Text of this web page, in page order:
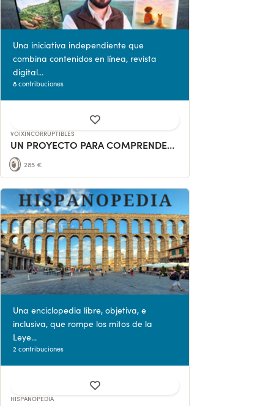
Una iniciativa independiente que
combina contenidos en línea, revista
digital...
8 contribuciones
VOIXINCORRUPTIBLES
UN PROYECTO PARA COMPRENDER EL MUNDO DE OTRA MANERA
285 €
Una enciclopedia libre, objetiva, e
inclusiva, que rompe los mitos de la
Leye...
2 contribuciones
HISPANOPEDIA